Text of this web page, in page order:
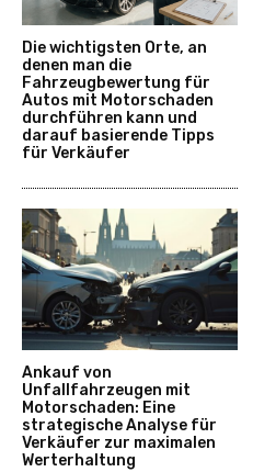
Die wichtigsten Orte, an
denen man die
Fahrzeugbewertung für
Autos mit Motorschaden
durchführen kann und
darauf basierende Tipps
für Verkäufer
Ankauf von
Unfallfahrzeugen mit
Motorschaden: Eine
strategische Analyse für
Verkäufer zur maximalen
Werterhaltung